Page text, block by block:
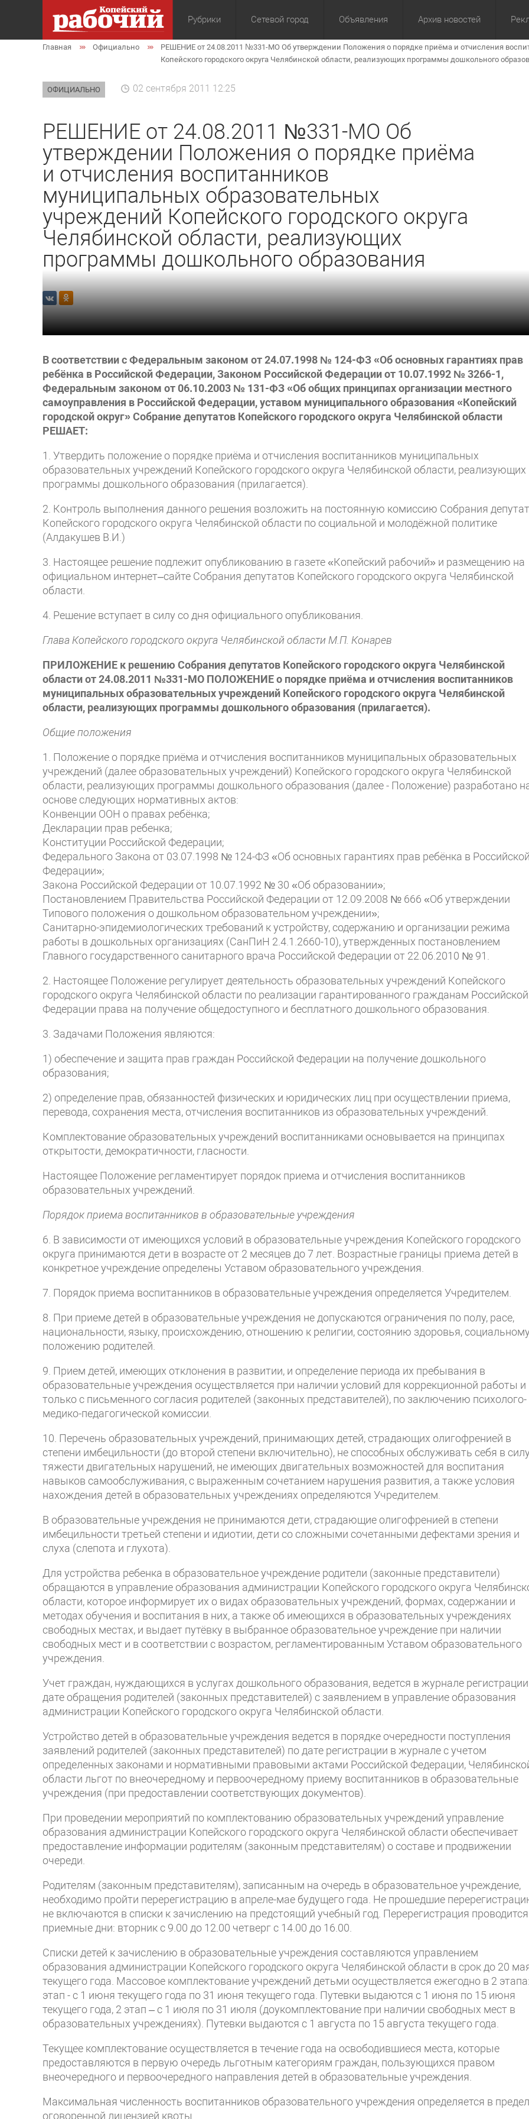
Рубрики
Общество Экономика Культура Политика Спорт ЖКХ
Сетевой город Объявления Архив новостей
За сутки За 3 дня
Главная Официально
РЕШЕНИЕ от 24.08.2011 №331-МО Об утверждении Положения о порядке приёма и отчисления
Копейского городского округа Челябинской области, реализующих программы дошкольного
ОФИЦИАЛЬНО 02 сентября 2011 12:25
РЕШЕНИЕ от 24.08.2011 №331-МО Об
утверждении Положения о порядке приёма
и отчисления воспитанников
муниципальных образовательных
учреждений Копейского городского округа
Челябинской области, реализующих
программы дошкольного образования
В соответствии с Федеральным законом от 24.07.1998 № 124-ФЗ «Об основных гарантиях прав
ребёнка в Российской Федерации, Законом Российской Федерации от 10.07.1992 № 3266-1,
Федеральным законом от 06.10.2003 № 131-ФЗ «Об общих принципах организации местного
самоуправления в Российской Федерации, уставом муниципального образования «Копейский
городской округ» Собрание депутатов Копейского городского округа Челябинской области
РЕШАЕТ:
1. Утвердить положение о порядке приёма и отчисления воспитанников муниципальных
образовательных учреждений Копейского городского округа Челябинской области, реализующих
программы дошкольного образования (прилагается).
2. Контроль выполнения данного решения возложить на постоянную комиссию Собрания
Копейского городского округа Челябинской области по социальной и молодёжной политике
(Алдакушев В.И.)
3. Настоящее решение подлежит опубликованию в газете «Копейский рабочий» и размещению на
официальном интернет–сайте Собрания депутатов Копейского городского округа Челябинской
области.
4. Решение вступает в силу со дня официального опубликования.
Глава Копейского городского округа Челябинской области М.П. Конарев
ПРИЛОЖЕНИЕ к решению Собрания депутатов Копейского городского округа Челябинской
области от 24.08.2011 №331-МО ПОЛОЖЕНИЕ о порядке приёма и отчисления воспитанников
муниципальных образовательных учреждений Копейского городского округа Челябинской
области, реализующих программы дошкольного образования (прилагается).
Общие положения
1. Положение о порядке приёма и отчисления воспитанников муниципальных образовательных
учреждений (далее образовательных учреждений) Копейского городского округа Челябинской
области, реализующих программы дошкольного образования (далее - Положение) разработано
основе следующих нормативных актов:
Конвенции ООН о правах ребёнка;
Декларации прав ребенка;
Конституции Российской Федерации;
Федерального Закона от 03.07.1998 № 124-ФЗ «Об основных гарантиях прав ребёнка в
Федерации»;
Закона Российской Федерации от 10.07.1992 № 30 «Об образовании»;
Постановлением Правительства Российской Федерации от 12.09.2008 № 666 «Об утверждении
Типового положения о дошкольном образовательном учреждении»;
Санитарно-эпидемиологических требований к устройству, содержанию и организации режима
работы в дошкольных организациях (СанПиН 2.4.1.2660-10), утвержденных постановлением
Главного государственного санитарного врача Российской Федерации от 22.06.2010 № 91.
2. Настоящее Положение регулирует деятельность образовательных учреждений Копейского
городского округа Челябинской области по реализации гарантированного гражданам Российской
Федерации права на получение общедоступного и бесплатного дошкольного образования.
3. Задачами Положения являются:
1) обеспечение и защита прав граждан Российской Федерации на получение дошкольного
образования;
2) определение прав, обязанностей физических и юридических лиц при осуществлении приема,
перевода, сохранения места, отчисления воспитанников из образовательных учреждений.
Комплектование образовательных учреждений воспитанниками основывается на принципах
открытости, демократичности, гласности.
Настоящее Положение регламентирует порядок приема и отчисления воспитанников
образовательных учреждений.
Порядок приема воспитанников в образовательные учреждения
6. В зависимости от имеющихся условий в образовательные учреждения Копейского городского
округа принимаются дети в возрасте от 2 месяцев до 7 лет. Возрастные границы приема детей в
конкретное учреждение определены Уставом образовательного учреждения.
7. Порядок приема воспитанников в образовательные учреждения определяется Учредителем.
8. При приеме детей в образовательные учреждения не допускаются ограничения по полу, расе,
национальности, языку, происхождению, отношению к религии, состоянию здоровья,
положению родителей.
9. Прием детей, имеющих отклонения в развитии, и определение периода их пребывания в
образовательные учреждения осуществляется при наличии условий для коррекционной работы и
только с письменного согласия родителей (законных представителей), по заключению психолого-
медико-педагогической комиссии.
10. Перечень образовательных учреждений, принимающих детей, страдающих олигофренией в
степени имбецильности (до второй степени включительно), не способных обслуживать себя в
тяжести двигательных нарушений, не имеющих двигательных возможностей для воспитания
навыков самообслуживания, с выраженным сочетанием нарушения развития, а также условия
нахождения детей в образовательных учреждениях определяются Учредителем.
В образовательные учреждения не принимаются дети, страдающие олигофренией в степени
имбецильности третьей степени и идиотии, дети со сложными сочетанными дефектами зрения и
слуха (слепота и глухота).
Для устройства ребенка в образовательное учреждение родители (законные представители)
обращаются в управление образования администрации Копейского городского округа
области, которое информирует их о видах образовательных учреждений, формах, содержании и
методах обучения и воспитания в них, а также об имеющихся в образовательных учреждениях
свободных местах, и выдает путёвку в выбранное образовательное учреждение при наличии
свободных мест и в соответствии с возрастом, регламентированным Уставом образовательного
учреждения.
Учет граждан, нуждающихся в услугах дошкольного образования, ведется в журнале
дате обращения родителей (законных представителей) с заявлением в управление образования
администрации Копейского городского округа Челябинской области.
Устройство детей в образовательные учреждения ведется в порядке очередности поступления
заявлений родителей (законных представителей) по дате регистрации в журнале с учетом
определенных законами и нормативными правовыми актами Российской Федерации,
области льгот по внеочередному и первоочередному приему воспитанников в образовательные
учреждения (при предоставлении соответствующих документов).
При проведении мероприятий по комплектованию образовательных учреждений управление
образования администрации Копейского городского округа Челябинской области обеспечивает
предоставление информации родителям (законным представителям) о составе и продвижении
очереди.
Родителям (законным представителям), записанным на очередь в образовательное учреждение,
необходимо пройти перерегистрацию в апреле-мае будущего года. Не прошедшие
не включаются в списки к зачислению на предстоящий учебный год. Перерегистрация
приемные дни: вторник с 9.00 до 12.00 четверг с 14.00 до 16.00.
Списки детей к зачислению в образовательные учреждения составляются управлением
образования администрации Копейского городского округа Челябинской области в срок до 20
текущего года. Массовое комплектование учреждений детьми осуществляется ежегодно в 2
этап - с 1 июня текущего года по 31 июня текущего года. Путевки выдаются с 1 июня по 15 июня
текущего года, 2 этап – с 1 июля по 31 июля (доукомплектование при наличии свободных мест в
образовательных учреждениях). Путевки выдаются с 1 августа по 15 августа текущего года.
Текущее комплектование осуществляется в течение года на освободившиеся места, которые
предоставляются в первую очередь льготным категориям граждан, пользующихся правом
внеочередного и первоочередного направления детей в образовательные учреждения.
Максимальная численность воспитанников образовательного учреждения определяется в
оговоренной лицензией квоты.